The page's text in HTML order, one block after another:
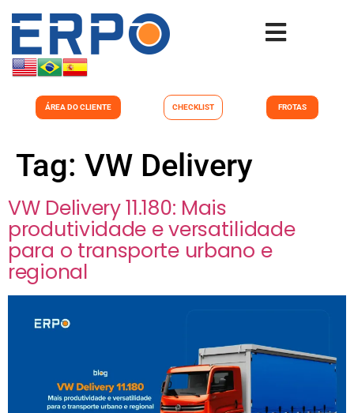
ÁREA DO CLIENTE CHECKLIST FROTAS
Tag: VW Delivery
VW Delivery 11.180: Mais
produtividade e versatilidade
para o transporte urbano e
regional